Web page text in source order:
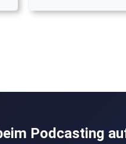
Podcasting